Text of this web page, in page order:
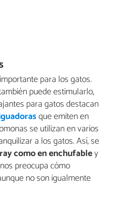
para los gatos.
puede estimularlo,
para gatos destacan
que emiten en
se utilizan en varios
a los gatos. Así, se
como en enchufabley
preocupa cómo
no son igualmente